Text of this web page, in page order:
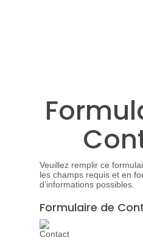
Veuillez remplir ce
les champs requis et en
d’informations possibles.
Formulaire de